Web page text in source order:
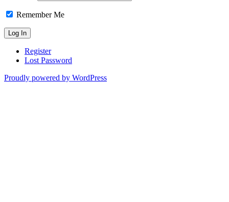
Remember Me
Register
Lost Password
Proudly powered by WordPress